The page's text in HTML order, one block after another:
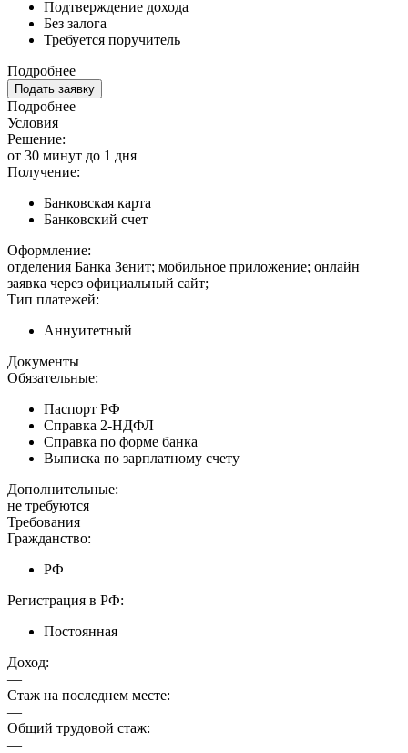
Подтверждение дохода
Без залога
Требуется поручитель
Подробнее
Подать заявку
Подробнее
Условия
Решение:
от 30 минут до 1 дня
Получение:
Банковская карта
Банковский счет
Оформление:
отделения Банка Зенит; мобильное приложение; онлайн
заявка через официальный сайт;
Тип платежей:
Аннуитетный
Документы
Обязательные:
Паспорт РФ
Справка 2-НДФЛ
Справка по форме банка
Выписка по зарплатному счету
Дополнительные:
не требуются
Требования
Гражданство:
РФ
Регистрация в РФ:
Постоянная
Доход:
—
Стаж на последнем месте:
—
Общий трудовой стаж:
—